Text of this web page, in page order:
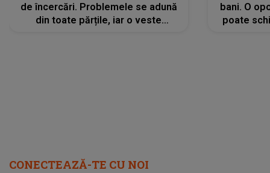
de încercări. Problemele se adună
din toate părțile, iar o veste
bani. O
poate
CONECTEAZĂ-TE CU NOI